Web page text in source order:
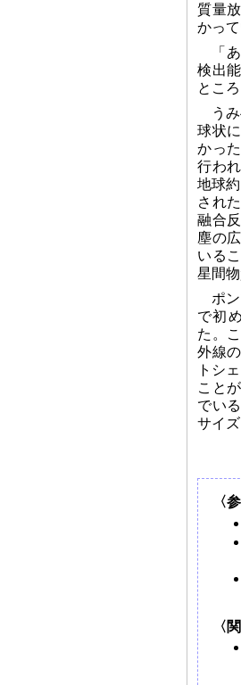
質量
かって
「
検出
とこ
う
球状
かっ
行わ
地球
され
融合
塵の
いる
星間
ポ
で初
た。
外線
トシ
こと
でい
サイ
〈
〈